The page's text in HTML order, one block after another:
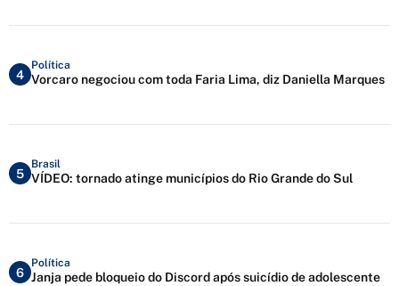
4
Política
Vorcaro negociou com toda Faria Lima, diz Daniella Marques
5
Brasil
VÍDEO: tornado atinge municípios do Rio Grande do Sul
6
Política
Janja pede bloqueio do Discord após suicídio de adolescente